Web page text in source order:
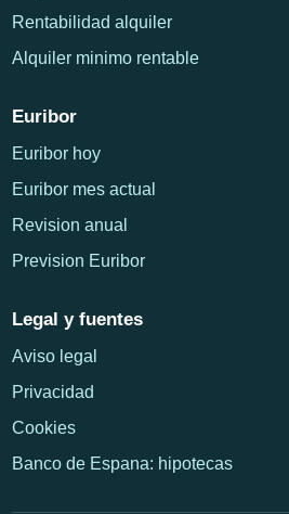
Rentabilidad alquiler
Alquiler minimo rentable
Euribor
Euribor hoy
Euribor mes actual
Revision anual
Prevision Euribor
Legal y fuentes
Aviso legal
Privacidad
Cookies
Banco de Espana: hipotecas